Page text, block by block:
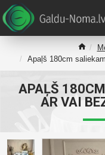
Apaļš 180cm
APAĻŠ
AR VAI